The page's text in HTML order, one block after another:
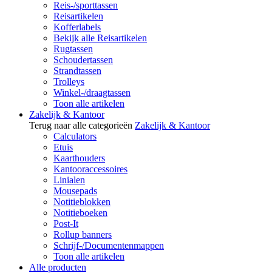
Reis-/sporttassen
Reisartikelen
Kofferlabels
Bekijk alle Reisartikelen
Rugtassen
Schoudertassen
Strandtassen
Trolleys
Winkel-/draagtassen
Toon alle artikelen
Zakelijk & Kantoor
Terug naar alle categorieën Zakelijk & Kantoor
Calculators
Etuis
Kaarthouders
Kantooraccessoires
Linialen
Mousepads
Notitieblokken
Notitieboeken
Post-It
Rollup banners
Schrijf-/Documentenmappen
Toon alle artikelen
Alle producten